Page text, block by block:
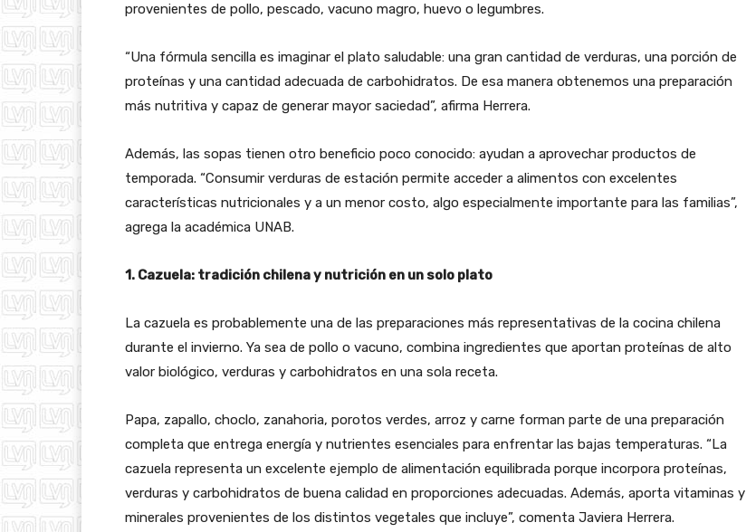
provenientes de pollo, pescado, vacuno magro, huevo o legumbres.
“Una fórmula sencilla es imaginar el plato saludable: una gran cantidad de verduras, una porción de
proteínas y una cantidad adecuada de carbohidratos. De esa manera obtenemos una preparación
más nutritiva y capaz de generar mayor saciedad”, afirma Herrera.
Además, las sopas tienen otro beneficio poco conocido: ayudan a aprovechar productos de
temporada. “Consumir verduras de estación permite acceder a alimentos con excelentes
características nutricionales y a un menor costo, algo especialmente importante para las familias”,
agrega la académica UNAB.
1. Cazuela: tradición chilena y nutrición en un solo plato
La cazuela es probablemente una de las preparaciones más representativas de la cocina chilena
durante el invierno. Ya sea de pollo o vacuno, combina ingredientes que aportan proteínas de alto
valor biológico, verduras y carbohidratos en una sola receta.
Papa, zapallo, choclo, zanahoria, porotos verdes, arroz y carne forman parte de una preparación
completa que entrega energía y nutrientes esenciales para enfrentar las bajas temperaturas. “La
cazuela representa un excelente ejemplo de alimentación equilibrada porque incorpora proteínas,
verduras y carbohidratos de buena calidad en proporciones adecuadas. Además, aporta vitaminas y
minerales provenientes de los distintos vegetales que incluye”, comenta Javiera Herrera.